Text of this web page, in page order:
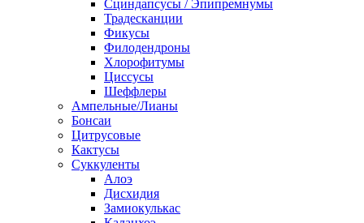
Сциндапсусы / Эпипремнумы
Традесканции
Фикусы
Филодендроны
Хлорофитумы
Циссусы
Шеффлеры
Ампельные/Лианы
Бонсаи
Цитрусовые
Кактусы
Суккуленты
Алоэ
Дисхидия
Замиокулькас